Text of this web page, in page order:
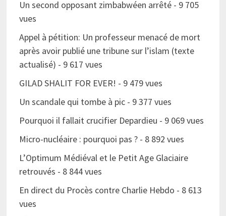
Un second opposant zimbabwéen arrêté- 9 705
vues
Appel à pétition: Un professeur menacé de mort
après avoir publié une tribune sur l’islam (texte
actualisé) - 9 617 vues
GILAD SHALIT FOR EVER! - 9 479 vues
Un scandale qui tombe à pic- 9 377 vues
Pourquoi il fallait crucifier Depardieu - 9 069 vues
Micro-nucléaire : pourquoi pas ?- 8 892 vues
L’Optimum Médiéval et le Petit Age Glaciaire
retrouvés - 8 844 vues
En direct du Procès contre Charlie Hebdo - 8 613
vues